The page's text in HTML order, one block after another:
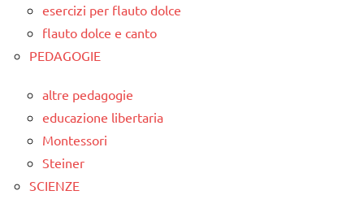
esercizi per flauto dolce
flauto dolce e canto
PEDAGOGIE
altre pedagogie
educazione libertaria
Montessori
Steiner
SCIENZE